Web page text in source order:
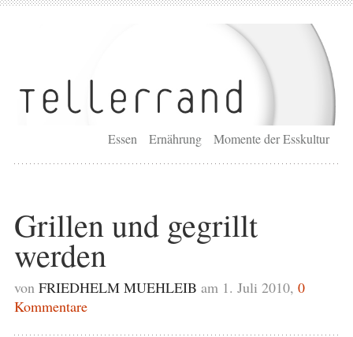
Essen Ernährung Momente der Esskultur
Grillen und gegrillt
werden
von FRIEDHELM MUEHLEIB am 1. Juli 2010, 0
Kommentare